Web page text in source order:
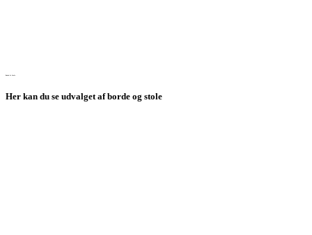
Borde & Stole
Her kan du se udvalget af borde og stole